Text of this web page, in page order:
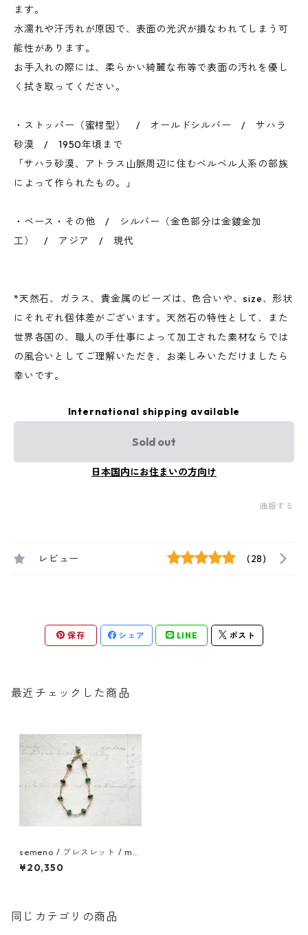
ます。
水濡れや汗汚れが原因で、表面の光沢が損なわれてしまう可
能性があります。
お手入れの際には、柔らかい綺麗な布等で表面の汚れを優し
く拭き取ってください。
・ストッパー（蜜柑型） / オールドシルバー / サハラ
砂漠 / 1950年頃まで
「サハラ砂漠、アトラス山脈周辺に住むベルベル人系の部族
によって作られたもの。」
・ベース・その他 / シルバー（金色部分は金鍍金加
工） / アジア / 現代
*天然石、ガラス、貴金属のビーズは、色合いや、size、形状
にそれぞれ個体差がございます。天然石の特性として、また
世界各国の、職人の手仕事によって加工された素材ならでは
の風合いとしてご理解いただき、お楽しみいただけましたら
幸いです。
International shipping available
Sold out
日本国内にお住まいの方向け
通報する
レビュー (28)
保存 シェア LINE ポスト
最近チェックした商品
semeno / ブレスレット / ma
b-04 / 22aw
¥20,350
同じカテゴリの商品